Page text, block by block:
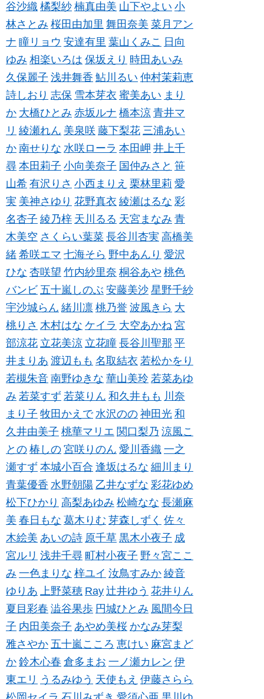
谷沙織 橘梨紗 楠真由美 山下やよい 小
林さとみ 桜田由加里 舞田奈美 菜月アン
ナ 瞳リョウ 安達有里 葉山くみこ 日向
ゆみ 相楽いろは 保坂えり 時田あいみ
久保麗子 浅井舞香 鮎川るい 仲村茉莉恵
詩しおり 志保 雪本芽衣 蜜美あい まり
か 大橋ひとみ 赤坂ルナ 橋本涼 青井マ
リ 綾瀬れん 美泉咲 藤下梨花 三浦あい
か 南せりな 水咲ローラ 本田岬 井上千
尋 本田莉子 小向美奈子 国仲みさと 笹
山希 有沢りさ 小西まりえ 栗林里莉 愛
実 美神さゆり 花野真衣 綾瀬はるな 彩
名杏子 綾乃梓 天川るる 天宮まなみ 青
木美空 さくらい葉菜 長谷川杏実 高橋美
緒 希咲エマ 七海そら 野中あんり 愛沢
ひな 杏咲望 竹内紗里奈 桐谷あや 桃色
バンビ 五十嵐しのぶ 安藤美沙 星野千紗
宇沙城らん 緒川凛 桃乃誉 波風きら 大
桃りさ 木村はな ケイラ 大空あかね 宮
部涼花 立花美涼 立花瞳 長谷川聖那 平
井まりあ 渡辺もも 名取結衣 若松かをり
若槻朱音 南野ゆきな 華山美玲 若菜あゆ
み 若菜すず 若菜りん 和久井もも 川奈
まり子 牧田かえで 水沢のの 神田光 和
久井由美子 桃華マリエ 関口梨乃 涼風こ
との 椿しの 宮咲りのん 愛川香織 一之
瀬すず 本城小百合 逢坂はるな 細川まり
青葉優香 水野朝陽 乙井なずな 彩花ゆめ
松下ひかり 高梨あゆみ 松崎なな 長瀬麻
美 春日もな 葛木りむ 芽森しずく 佐々
木絵美 あいの詩 原千草 黒木小夜子 成
宮ルリ 浅井千尋 町村小夜子 野々宮ここ
み 一色まりな 梓ユイ 汝鳥すみか 綾音
ゆりあ 上野菜穂 Ray 辻井ゆう 花井りん
夏目彩春 澁谷果歩 円城ひとみ 風間今日
子 内田美奈子 あやめ美桜 かなみ芽梨
雅さやか 五十嵐こころ 恵けい 麻宮まど
か 鈴木心春 倉多まお 一ノ瀬カレン 伊
東エリ うるみゆう 天使もえ 伊藤さらら